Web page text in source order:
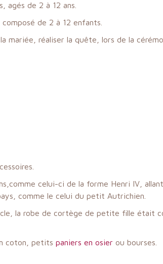
agés de 2 à 12 ans.
de 2 à 12 enfants.
mariée, réaliser la quête, lors de la
celui-ci de la forme Henri IV,
comme le celui du petit Autrichien.
la robe de cortège de petite fille était
coton, petits paniers en osier ou bourses.